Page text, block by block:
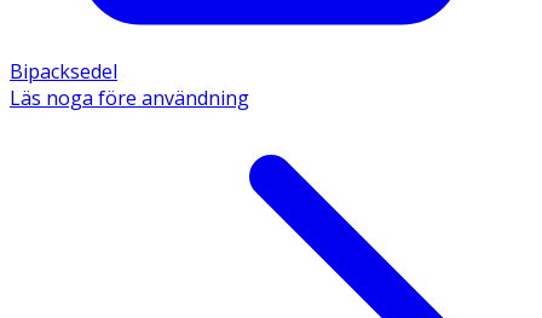
Bipacksedel
Läs noga före användning